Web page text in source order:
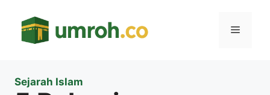
Menu
Sejarah Islam